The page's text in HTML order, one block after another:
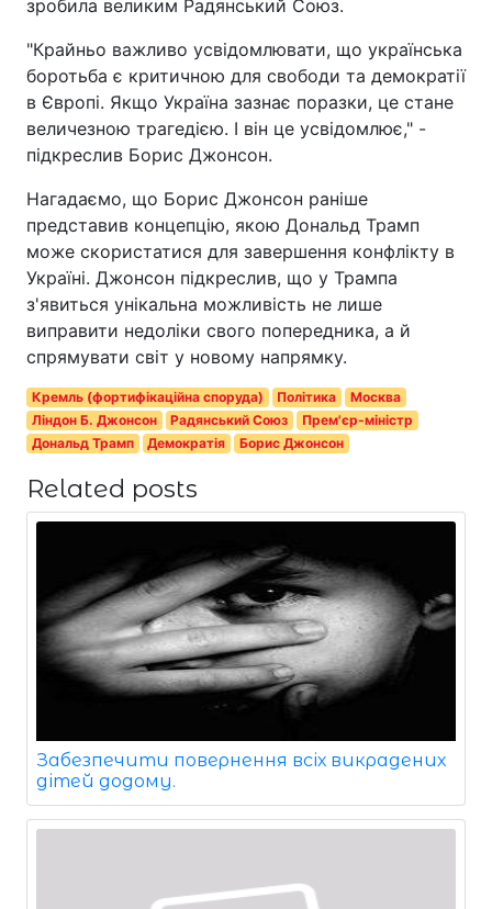
зробила великим Радянський Союз.
"Крайньо важливо усвідомлювати, що українська
боротьба є критичною для свободи та демократії
в Європі. Якщо Україна зазнає поразки, це стане
величезною трагедією. І він це усвідомлює," -
підкреслив Борис Джонсон.
Нагадаємо, що Борис Джонсон раніше
представив концепцію, якою Дональд Трамп
може скористатися для завершення конфлікту в
Україні. Джонсон підкреслив, що у Трампа
з'явиться унікальна можливість не лише
виправити недоліки свого попередника, а й
спрямувати світ у новому напрямку.
Кремль (фортифікаційна споруда) Політика
Москва
Ліндон Б. Джонсон
Радянський Союз
Прем'єр-міністр
Дональд Трамп
Демократія Борис Джонсон
Related posts
Забезпечити повернення всіх викрадених
дітей додому.